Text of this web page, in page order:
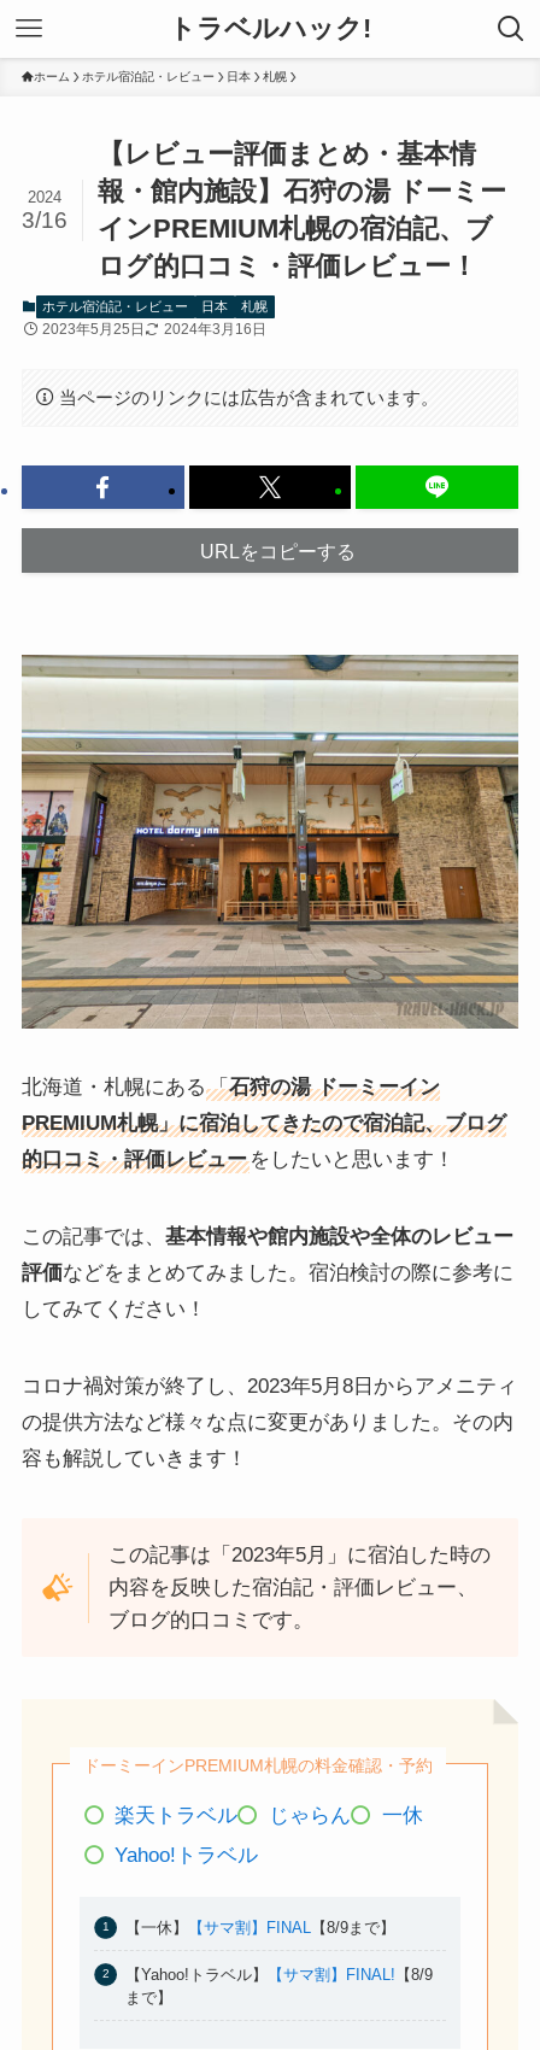
トラベルハック!
ホーム ホテル宿泊記・レビュー 日本 札幌
【レビュー評価まとめ・基本情
報・館内施設】石狩の湯 ドーミー
インPREMIUM札幌の宿泊記、ブ
ログ的口コミ・評価レビュー！
2024
3/16
ホテル宿泊記・レビュー 日本 札幌
2023年5月25日 2024年3月16日
当ページのリンクには広告が含まれています。
URLをコピーする
北海道・札幌にある 「石狩の湯 ドーミーイン
PREMIUM札幌」に宿泊してきたので宿泊記、ブログ
的口コミ・評価レビューをしたいと思います！
この記事では、 基本情報や館内施設や全体のレビュー
評価などをまとめてみました。宿泊検討の際に参考に
してみてください！
コロナ禍対策が終了し、2023年5月8日からアメニティ
の提供方法など様々な点に変更がありました。その内
容も解説していきます！
この記事は「2023年5月」に宿泊した時の
内容を反映した宿泊記・評価レビュー、
ブログ的口コミです。
ドーミーインPREMIUM札幌の料金確認・予約
楽天トラベル じゃらん
一休
Yahoo!トラベル
【一休】 【サマ割】FINAL 【8/9まで】
【Yahoo!トラベル】 【サマ割】FINAL! 【8/9
まで】